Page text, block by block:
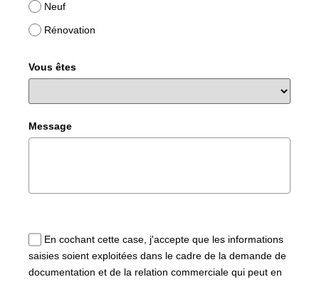
Neuf
Rénovation
Vous êtes
Message
En cochant cette case, j'accepte que les informations
saisies soient exploitées dans le cadre de la demande de
documentation et de la relation commerciale qui peut en